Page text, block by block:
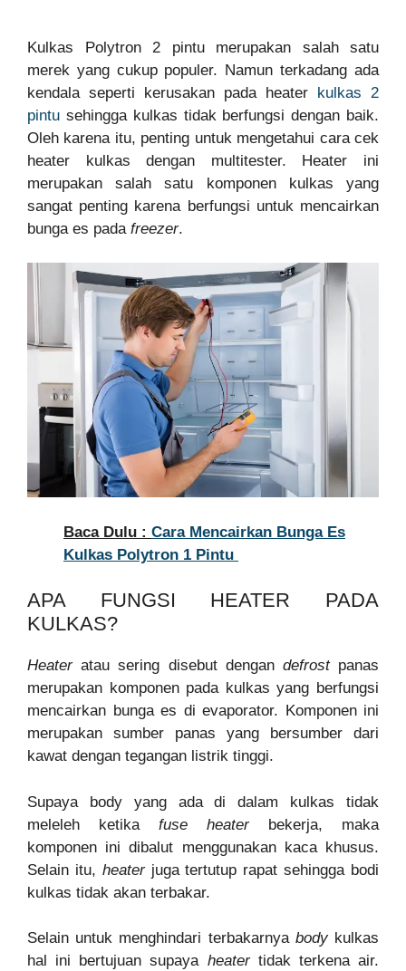
Kulkas Polytron 2 pintu merupakan salah satu
merek yang cukup populer. Namun terkadang ada
kendala seperti kerusakan pada heater kulkas 2
pintu sehingga kulkas tidak berfungsi dengan baik.
Oleh karena itu, penting untuk mengetahui cara cek
heater kulkas dengan multitester. Heater ini
merupakan salah satu komponen kulkas yang
sangat penting karena berfungsi untuk mencairkan
bunga es pada freezer.
Baca Dulu : Cara Mencairkan Bunga Es
Kulkas Polytron 1 Pintu
APA FUNGSI HEATER PADA
KULKAS?
Heateratau sering disebut dengan defrostpanas
merupakan komponen pada kulkas yang berfungsi
mencairkan bunga es di evaporator. Komponen ini
merupakan sumber panas yang bersumber dari
kawat dengan tegangan listrik tinggi.
Supaya body yang ada di dalam kulkas tidak
meleleh ketika fuse heaterbekerja, maka
komponen ini dibalut menggunakan kaca khusus.
Selain itu, heaterjuga tertutup rapat sehingga bodi
kulkas tidak akan terbakar.
Selain untuk menghindari terbakarnya bodykulkas
hal ini bertujuan supaya heatertidak terkena air.